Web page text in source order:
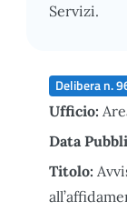
Servizi.
Delibera n.
Ufficio:
Data
Titolo: